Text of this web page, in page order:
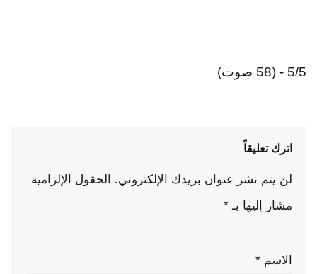
5/5 - (58 صوت)
اترك تعليقاً
لن يتم نشر عنوان بريدك الإلكتروني.
الحقول الإلزامية
مشار إليها بـ *
الاسم *